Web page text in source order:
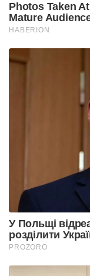
Photos Taken
Mature
HABERION
У Польщі
розділити
PROZORO